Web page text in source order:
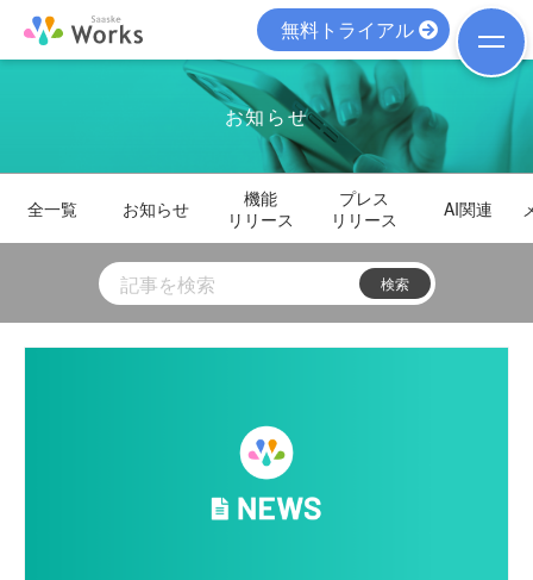
無料トライアル
お知らせ
全一覧 お知らせ
機能
リリース
プレス
リリース
AI関連